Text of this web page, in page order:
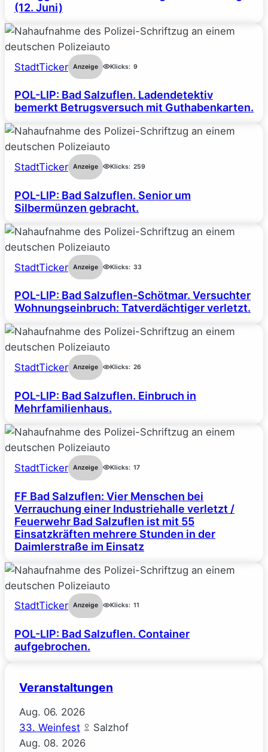
(12. Juni)
StadtTicker Anzeige Klicks: 9
POL-LIP: Bad Salzuflen. Ladendetektiv
bemerkt Betrugsversuch mit Guthabenkarten.
StadtTicker Anzeige Klicks: 259
POL-LIP: Bad Salzuflen. Senior um
Silbermünzen gebracht.
StadtTicker Anzeige Klicks: 33
POL-LIP: Bad Salzuflen-Schötmar. Versuchter
Wohnungseinbruch: Tatverdächtiger verletzt.
StadtTicker Anzeige Klicks: 26
POL-LIP: Bad Salzuflen. Einbruch in
Mehrfamilienhaus.
StadtTicker Anzeige Klicks: 17
FF Bad Salzuflen: Vier Menschen bei
Verrauchung einer Industriehalle verletzt /
Feuerwehr Bad Salzuflen ist mit 55
Einsatzkräften mehrere Stunden in der
Daimlerstraße im Einsatz
StadtTicker Anzeige Klicks: 11
POL-LIP: Bad Salzuflen. Container
aufgebrochen.
Veranstaltungen
Aug. 06. 2026
33. Weinfest
Salzhof
Aug. 08. 2026